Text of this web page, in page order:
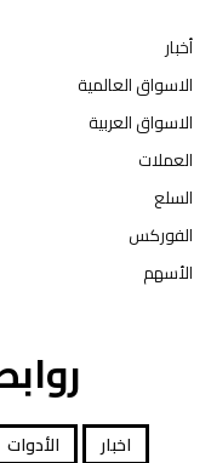
أخبار
الاسواق العالمية
الاسواق العربية
العملات
السلع
الفوركس
الأسهم
اخبار الأدوات